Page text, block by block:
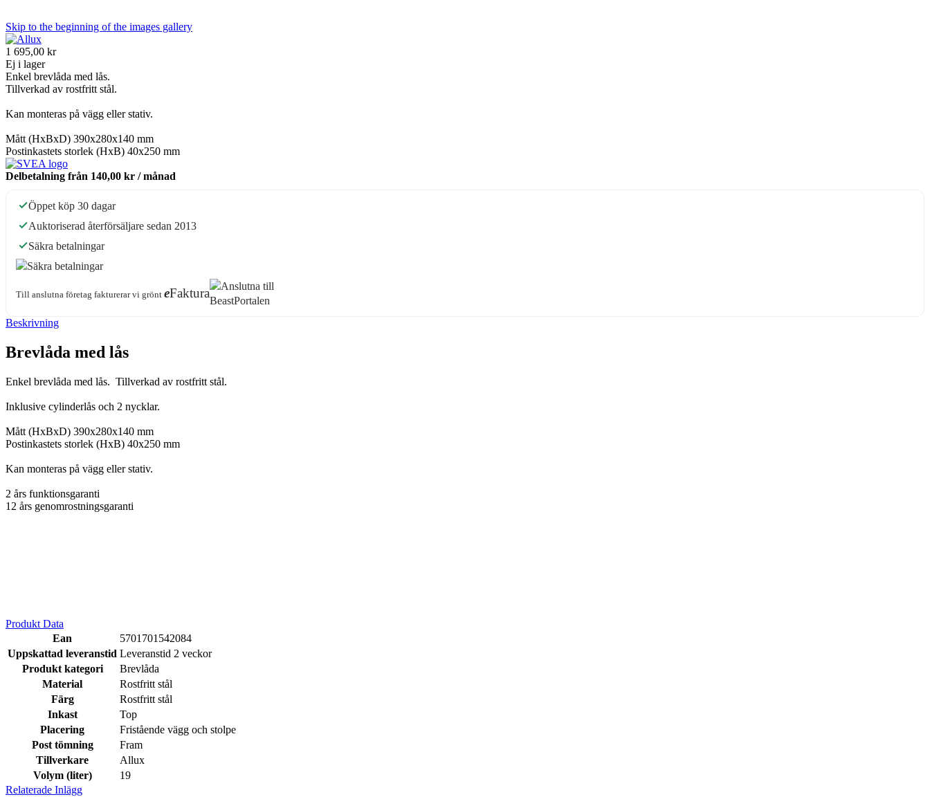
Skip to the beginning of the images gallery
1 695,00 kr
Ej i lager
Enkel brevlåda med lås.
Tillverkad av rostfritt stål.
Kan monteras på vägg eller stativ.
Mått (HxBxD) 390x280x140 mm
Postinkastets storlek (HxB) 40x250 mm
Delbetalning från 140,00 kr / månad
Öppet köp 30 dagar
Auktoriserad återförsäljare sedan 2013
Säkra betalningar
Till anslutna företag fakturerar vi grönt eFaktura
Beskrivning
Brevlåda med lås
Enkel brevlåda med lås. Tillverkad av rostfritt stål.
Inklusive cylinderlås och 2 nycklar.
Mått (HxBxD) 390x280x140 mm
Postinkastets storlek (HxB) 40x250 mm
Kan monteras på vägg eller stativ.
2 års funktionsgaranti
12 års genomrostningsgaranti
Produkt Data
Ean
5701701542084
Uppskattad leveranstid Leveranstid 2 veckor
Produkt kategori
Brevlåda
Material
Rostfritt stål
Färg
Rostfritt stål
Inkast
Top
Placering
Fristående vägg och stolpe
Post tömning
Fram
Tillverkare
Allux
Volym (liter)
19
Relaterade Inlägg